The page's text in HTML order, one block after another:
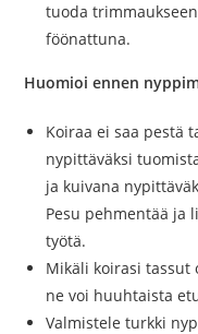
tuoda
föönattuna.
Huomioi ennen
Koiraa ei saa pestä
nypittäväksi
ja kuivana
Pesu pehmentää ja
työtä.
Mikäli koirasi tassut
ne voi huuhtaista
Valmistele turkki